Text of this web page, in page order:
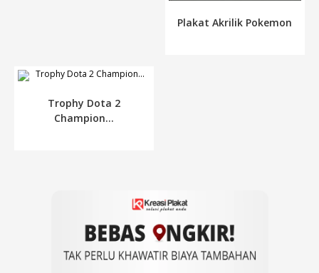
Plakat Akrilik Pokemon
Trophy Dota 2
Champion...